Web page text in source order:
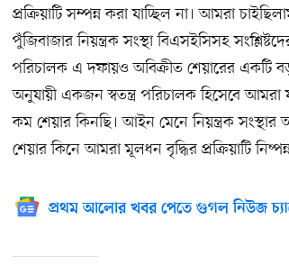
প্রক্রিয়াটি সম্পন্ন করা যাচ্ছিল না। আমরা
পুঁজিবাজার নিয়ন্ত্রক সংস্থা বিএসইসিসহ
পরিচালক এ দফায়ও অবিক্রীত শেয়ারের একটি
অনুযায়ী একজন স্বতন্ত্র পরিচালক হিসেবে
কম শেয়ার কিনছি। আইন মেনে নিয়ন্ত্রক সংস্থার
শেয়ার কিনে আমরা মূলধন বৃদ্ধির প্রক্রিয়াটি
প্রথম আলোর খবর পেতে গুগল নিউজ